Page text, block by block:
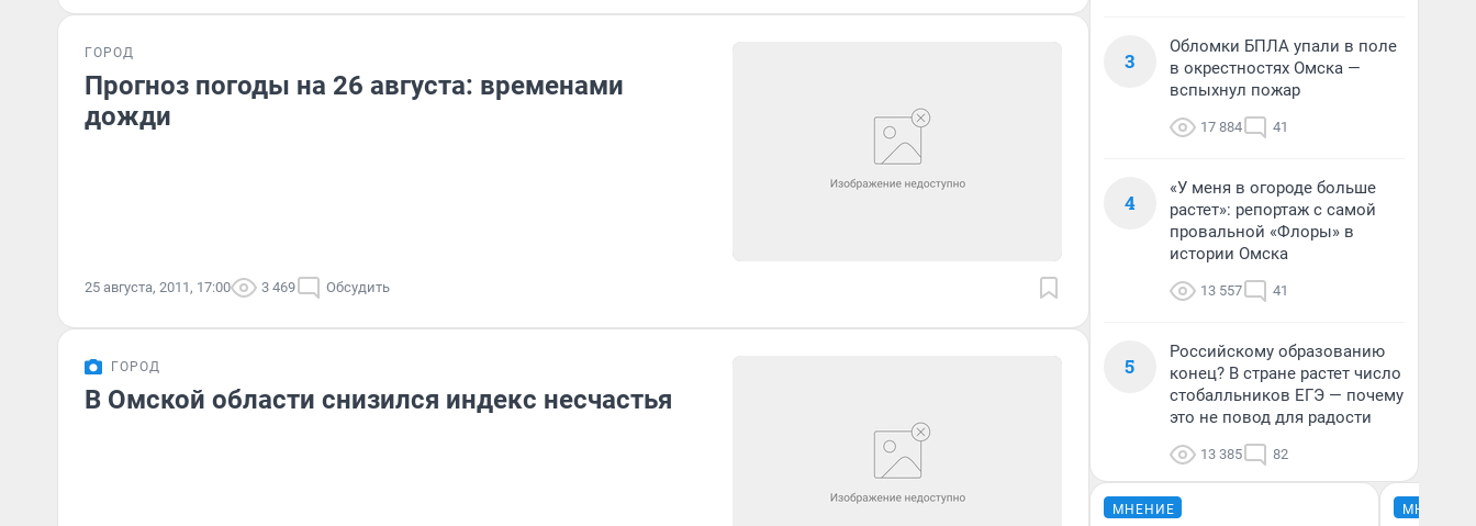
ГОРОД
Прогноз погоды на 26 августа: временами
дожди
25 августа, 2011, 17:00 3 469 Обсудить
ГОРОД
В Омской области снизился индекс несчастья
3
Обломки БПЛА упали в поле
в окрестностях Омска —
вспыхнул пожар
17 884 41
4
«У меня в огороде больше
растет»: репортаж с самой
провальной «Флоры» в
истории Омска
13 557 41
5
Российскому образованию
конец? В стране растет число
стобалльников ЕГЭ — почему
это не повод для радости
13 385 82
МНЕНИЕ МНЕНИЕ